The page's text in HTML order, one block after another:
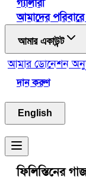
গ্যালারী
আমাদের
আমার একাউন্ট
আমার ডোনেশন
দান করুণ
English
ফিলিস্তিনের